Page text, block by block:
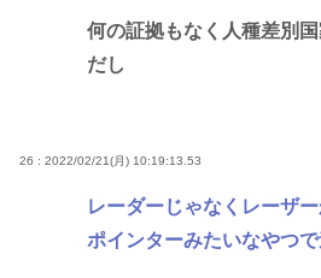
何の証拠もなく人種差別
だし
26 : 2022/02/21(月) 10:19:13.53
レーダーじゃなくレーザー
ポインターみたいなやつ